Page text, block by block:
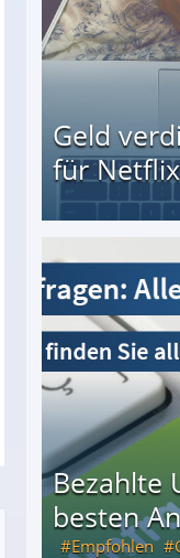
Geld
für Netflix
Bezahlte
besten
Empfohlen